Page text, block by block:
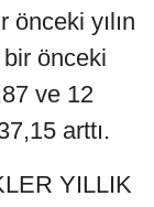
yılın
bir önceki
ve 12
arttı.
YILLIK